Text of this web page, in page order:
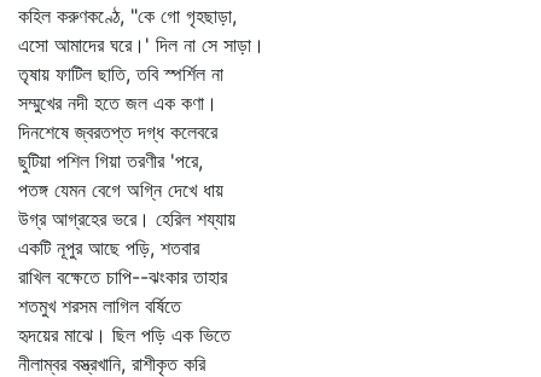
কহিল করুণকণ্ঠে, "কে গো গৃহছাড়া,
এসো আমাদের ঘরে।' দিল না সে সাড়া।
তৃষায় ফাটিল ছাতি, তবি স্পর্শিল না
সম্মুখের নদী হতে জল এক কণা।
দিনশেষে জ্বরতপ্ত দগ্ধ কলেবরে
ছুটিয়া পশিল গিয়া তরণীর 'পরে,
পতঙ্গ যেমন বেগে অগ্নি দেখে ধায়
উগ্র আগ্রহের ভরে। হেরিল শয্যায়
একটি নূপুর আছে পড়ি, শতবার
রাখিল বক্ষেতে চাপি--ঝংকার তাহার
শতমুখ শরসম লাগিল বর্ষিতে
হৃদয়ের মাঝে। ছিল পড়ি এক ভিতে
নীলাম্বর বস্ত্রখানি, রাশীকৃত করি